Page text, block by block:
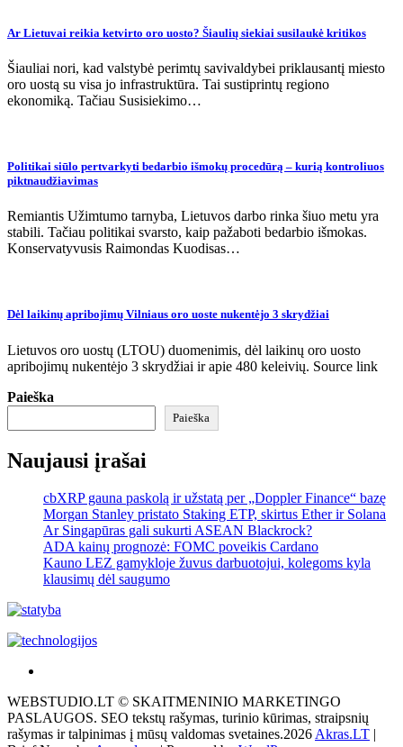
Ar Lietuvai reikia ketvirto oro uosto? Šiaulių siekiai susilaukė kritikos
Šiauliai nori, kad valstybė perimtų savivaldybei priklausantį miesto
oro uostą su visa jo infrastruktūra. Tai sustiprintų regiono
ekonomiką. Tačiau Susisiekimo…
Politikai siūlo pertvarkyti bedarbio išmokų procedūrą – kurią kontroliuos
piktnaudžiavimas
Remiantis Užimtumo tarnyba, Lietuvos darbo rinka šiuo metu yra
stabili. Tačiau politikai svarsto, kaip pažaboti bedarbio išmokas.
Konservatyvusis Raimondas Kuodisas…
Dėl laikinų apribojimų Vilniaus oro uoste nukentėjo 3 skrydžiai
Lietuvos oro uostų (LTOU) duomenimis, dėl laikinų oro uosto
apribojimų nukentėjo 3 skrydžiai ir apie 480 keleivių. Source link
Paieška
Paieška
Naujausi įrašai
cbXRP gauna paskolą ir užstatą per „Doppler Finance“ bazę
Morgan Stanley pristato Staking ETP, skirtus Ether ir Solana
Ar Singapūras gali sukurti ASEAN Blackrock?
ADA kainų prognozė: FOMC poveikis Cardano
Kauno LEZ gamykloje žuvus darbuotojui, kolegoms kyla
klausimų dėl saugumo
tai
žemės
ploto
WEBSTUDIO.LT © SKAITMENINIO MARKETINGO
PASLAUGOS. SEO tekstų rašymas, turinio kūrimas, straipsnių
rašymas ir talpinimas į mūsų valdomas svetaines.2026Akras.LT